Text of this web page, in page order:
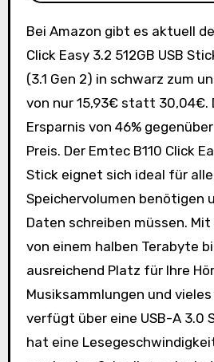
Bei Amazon gibt es aktuell den Emtec B110
Click Easy 3.2 512GB USB
(3.1 Gen 2) in schwarz zum
von nur 15,93€ statt 30,04€.
Ersparnis von 46%
Preis. Der Emtec B110 Click
Stick eignet sich ideal für
Speichervolumen benötigen
Daten schreiben müssen.
von einem halben Terabyte
ausreichend Platz für Ihre
Musiksammlungen und
verfügt über eine USB-A 3.0
hat eine